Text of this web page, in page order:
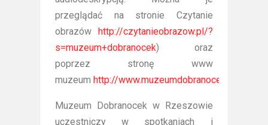
przeglądać na stronie Czytanie
obrazów
http://czytanieobrazow.pl/?
s=muzeum+dobranocek) oraz
poprzez stronę www
muzeum http://www.muzeumdobranocek.pl/
Muzeum Dobranocek w Rzeszowie
uczestniczy w spotkaniach i